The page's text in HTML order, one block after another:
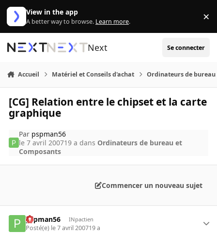
Aller au contenu
View in the app
A better way to browse. Learn more. ×
Next Se connecter
Accueil Matériel et Conseils d'achat Ordinateurs de bureau
[CG] Relation entre le chipset et la carte
graphique
Par pspman56
le 7 avril 200719 a dans Ordinateurs de bureau et
Composants
Commencer un nouveau sujet
pspman56 INpactien
Posté(e) le 7 avril 200719 a